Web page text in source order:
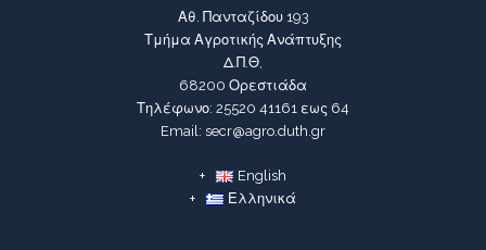
Αθ. Πανταζίδου 193
Τμήμα Αγροτικής Ανάπτυξης
Δ.Π.Θ,
68200 Ορεστιάδα
Τηλέφωνο: 25520 41161 εως 64
Email: secr@agro.duth.gr
English
Ελληνικά